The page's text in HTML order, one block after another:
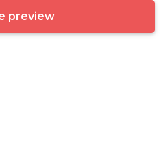
preview